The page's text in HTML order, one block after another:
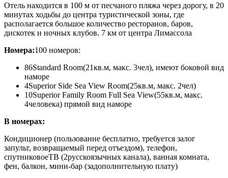
Отель находится в 100 м от песчаного пляжа через дорогу, в 20
минутах ходьбы до центра туристической зоны, где
располагается большое количество ресторанов, баров,
дискотек и ночных клубов. 7 км от центра Лимассола
Номера:100 номеров:
86Standard Room(21кв.м, макс. 3чел), имеют боковой вид
наморе
4Superior Side Sea View Room(25кв.м, макс. 2чел)
10Superior Family Room Full Sea View(55кв.м, макс.
4человека) прямой вид наморе
В номерах:
Кондиционер (пользование бесплатно, требуется залог
запульт, возвращаемый перед отъездом), телефон,
спутниковоеТВ (2русскоязычных канала), ванная комната,
фен, балкон, мини-бар (задополнительную плату)